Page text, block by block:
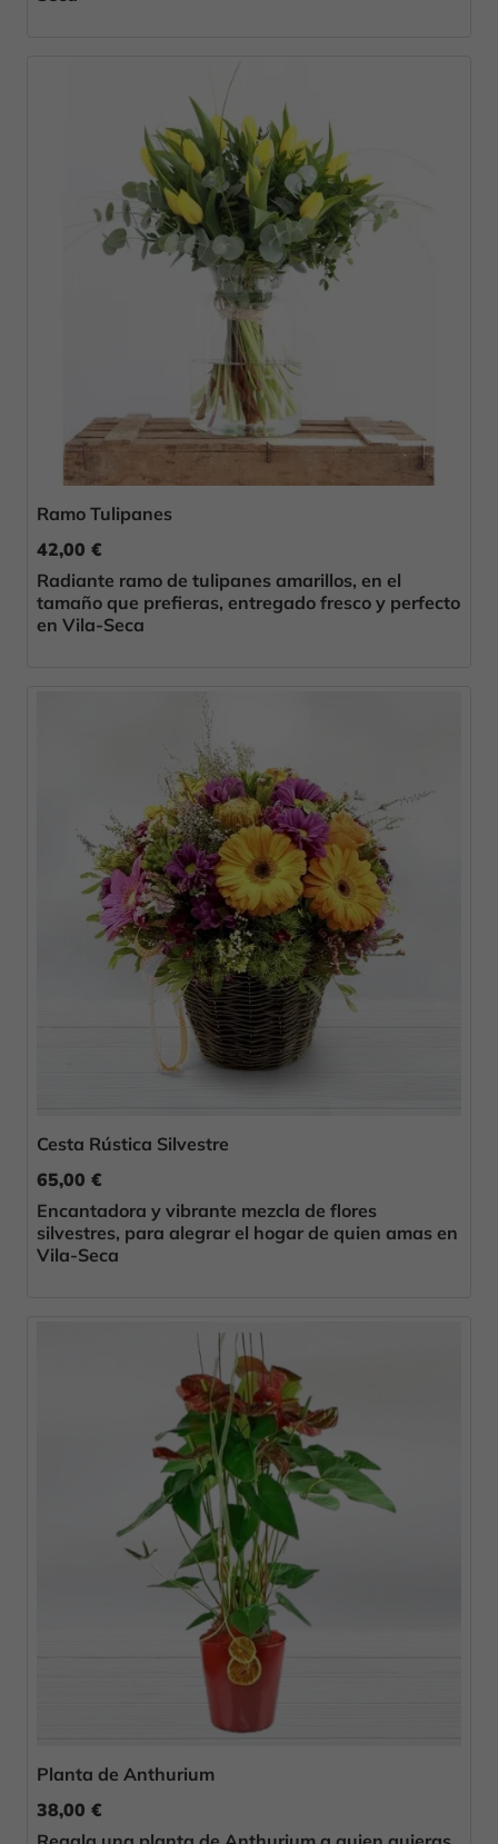
Ramo Tulipanes
42,00 €
Radiante ramo de tulipanes amarillos, en el
tamaño que prefieras, entregado fresco y perfecto
en Vila-Seca
Cesta Rústica Silvestre
65,00 €
Encantadora y vibrante mezcla de flores
silvestres, para alegrar el hogar de quien amas en
Vila-Seca
Planta de Anthurium
38,00 €